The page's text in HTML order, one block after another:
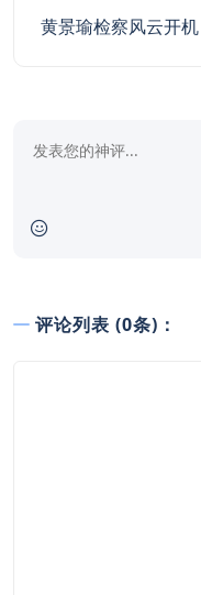
黄景瑜检察风云开机
评论列表 (0条)：